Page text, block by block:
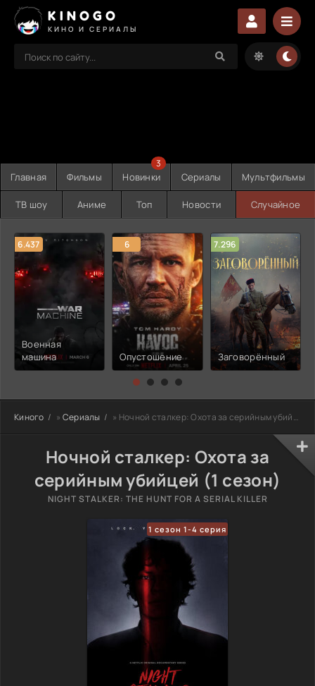
KINOGO
КИНО И СЕРИАЛЫ
Главная Фильмы Новинки
3
Сериалы Мультфильмы
ТВ шоу Аниме Топ Новости Случайное
6.437
Военная
машина
6
Опустошение
7.296
Заговорённый
Киного » Сериалы » Ночной сталкер: Охота за серийным убийцей
Ночной сталкер: Охота за
серийным убийцей (1 сезон)
NIGHT STALKER: THE HUNT FOR A SERIAL KILLER
1 сезон 1-4 серия